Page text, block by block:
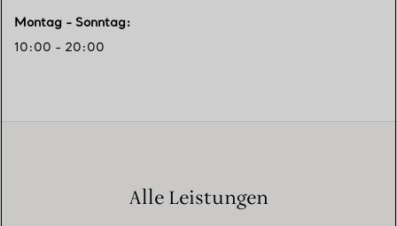
Montag - Sonntag:
10:00 - 20:00
Alle Leistungen